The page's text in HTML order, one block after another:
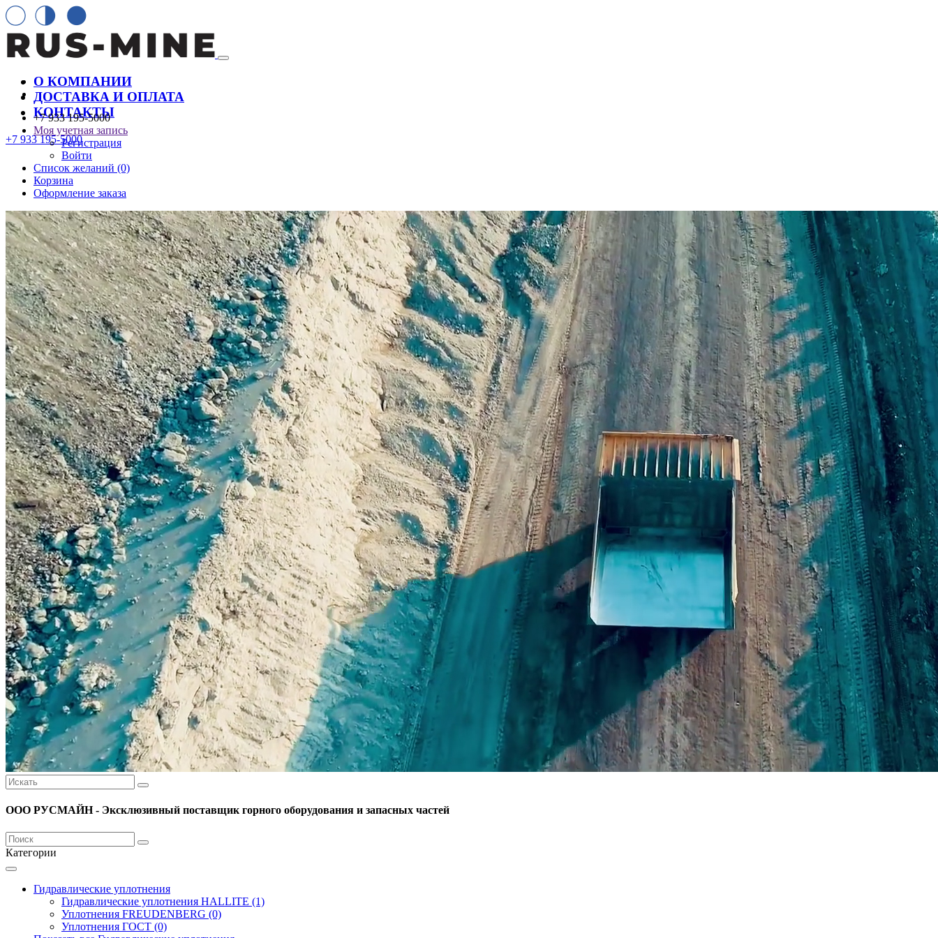
О КОМПАНИИ
ДОСТАВКА И ОПЛАТА
КОНТАКТЫ
+7 933 195-5000
+7 933 195-5000
Моя учетная запись
Регистрация
Войти
Список желаний (0)
Корзина
Оформление заказа
ООО РУСМАЙН - Эксклюзивный поставщик горного оборудования и запасных частей
Категории
Гидравлические уплотнения
Гидравлические уплотнения HALLITE (1)
Уплотнения FREUDENBERG (0)
Уплотнения ГОСТ (0)